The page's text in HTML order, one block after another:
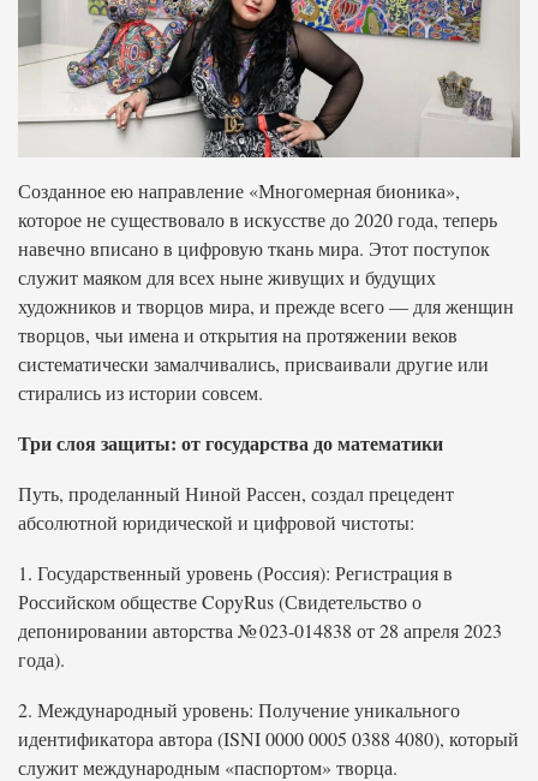
Созданное ею направление «Многомерная бионика»,
которое не существовало в искусстве до 2020 года, теперь
навечно вписано в цифровую ткань мира. Этот поступок
служит маяком для всех ныне живущих и будущих
художников и творцов мира, и прежде всего — для женщин
творцов, чьи имена и открытия на протяжении веков
систематически замалчивались, присваивали другие или
стирались из истории совсем.
Три слоя защиты: от государства до математики
Путь, проделанный Ниной Рассен, создал прецедент
абсолютной юридической и цифровой чистоты:
1. Государственный уровень (Россия): Регистрация в
Российском обществе CopyRus (Свидетельство о
депонировании авторства № 023‑014838 от 28 апреля 2023
года).
2. Международный уровень: Получение уникального
идентификатора автора (ISNI 0000 0005 0388 4080), который
служит международным «паспортом» творца.